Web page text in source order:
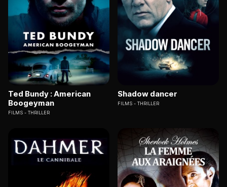
Ted Bundy : American
Boogeyman
FILMS THRILLER
Shadow dancer
FILMS THRILLER